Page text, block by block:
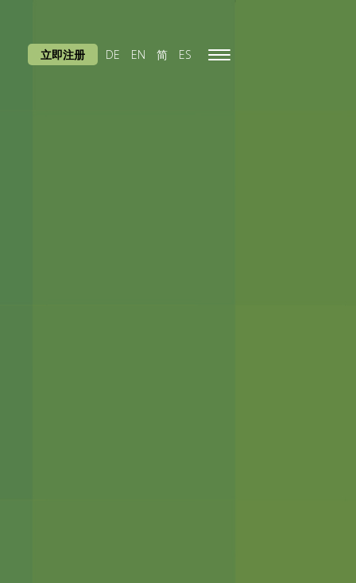
Toggle
立即注册 DE EN 简 ES